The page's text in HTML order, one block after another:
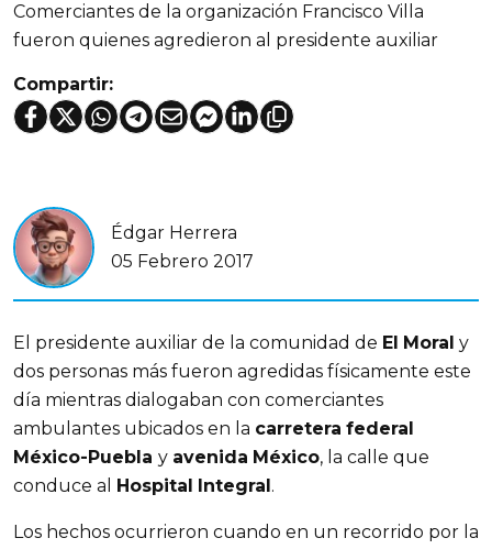
Comerciantes de la organización Francisco Villa
fueron quienes agredieron al presidente auxiliar
Compartir:
Édgar Herrera
05 Febrero 2017
El presidente auxiliar de la comunidad de El Moral y
dos personas más fueron agredidas físicamente este
día mientras dialogaban con comerciantes
ambulantes ubicados en la carretera federal
México-Puebla y avenida México, la calle que
conduce al
Hospital Integral .
Los hechos ocurrieron cuando en un recorrido por la